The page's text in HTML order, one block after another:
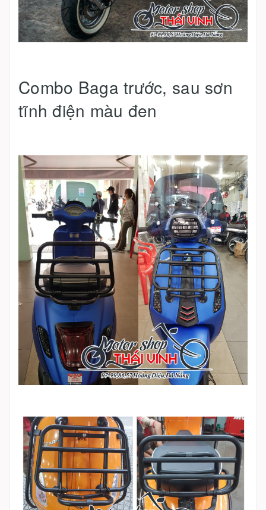
Combo Baga trước, sau sơn
tĩnh điện màu đen